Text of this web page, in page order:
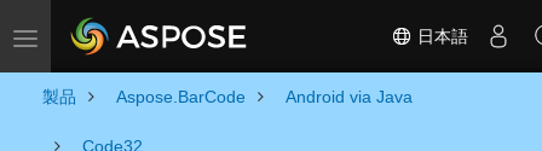
Toggle navigation 日本語
製品 Aspose.BarCode Android via Java
Code32